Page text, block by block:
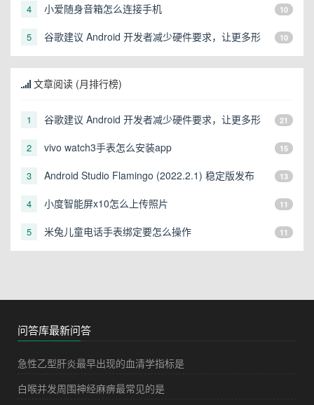
4 小爱随身音箱怎么连接手机 10
5
谷歌建议 Android 开发者减少硬件要求，让更多形
态的设备可以运行
10
文章阅读 (月排行榜)
1
谷歌建议 Android 开发者减少硬件要求，让更多形
21
2 vivo watch3手表怎么安装app 15
3 Android Studio Flamingo (2022.2.1) 稳定版发布 13
4 小度智能屏x10怎么上传照片 11
5 米兔儿童电话手表绑定要怎么操作 11
问答库最新问答
急性乙型肝炎最早出现的血清学指标是
白喉并发周围神经麻痹最常见的是